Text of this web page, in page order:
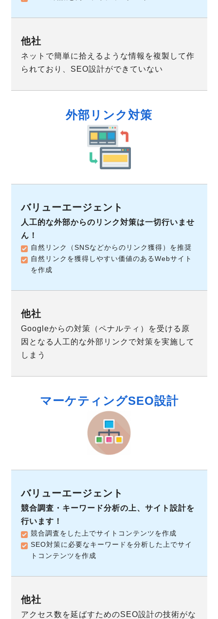
ネットで簡単に拾えるような情報を複製して作
られており、SEO設計ができていない
外部リンク対策
人工的な外部からのリンク対策は一切行いませ
ん！
自然リンク（SNSなどからのリンク獲得）を推奨
自然リンクを獲得しやすい価値のあるWebサイト
を作成
Googleからの対策（ペナルティ）を受ける原
因となる人工的な外部リンクで対策を実施して
しまう
マーケティングSEO設計
競合調査・キーワード分析の上、サイト設計を
行います！
競合調査をした上でサイトコンテンツを作成
SEO対策に必要なキーワードを分析した上でサイ
トコンテンツを作成
アクセス数を延ばすためのSEO設計の技術がな